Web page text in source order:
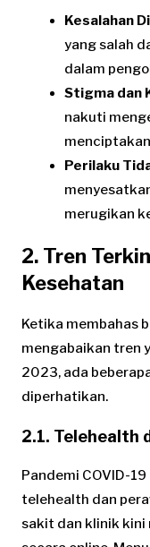
Kesalahan
yang salah
dalam
Stigma dan
nakuti
Perilaku
merugikan
2. Tren
Kesehatan
Ketika membahas
mengabaikan tren
2023, ada
diperhatikan.
2.1. Telehealth
Pandemi COVID-
telehealth dan
sakit dan klinik kini